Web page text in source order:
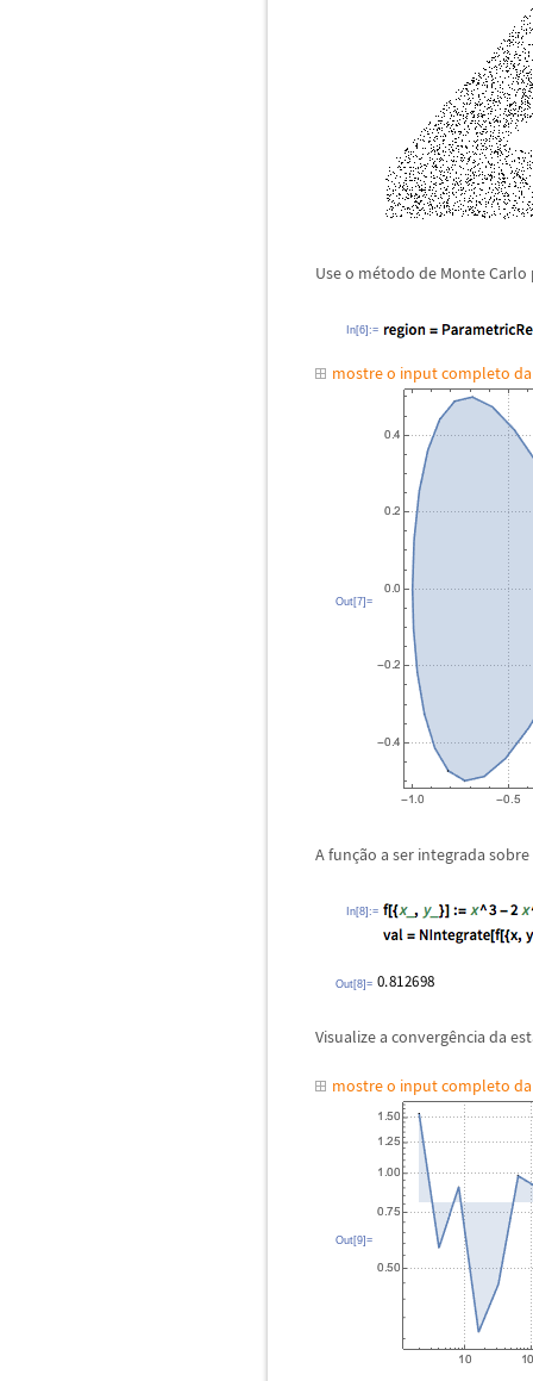
Use o método de Monte
In[6]:=
mostre o input completo
Out[7]=
A função a ser integrada
In[8]:=
Out[8]=
Visualize a convergência da
mostre o input completo
Out[9]=